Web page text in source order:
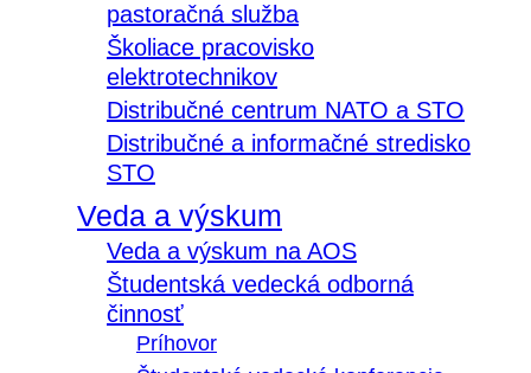
pastoračná služba
Školiace pracovisko
elektrotechnikov
Distribučné centrum NATO a STO
Distribučné a informačné stredisko
STO
Veda a výskum
Veda a výskum na AOS
Študentská vedecká odborná
činnosť
Príhovor